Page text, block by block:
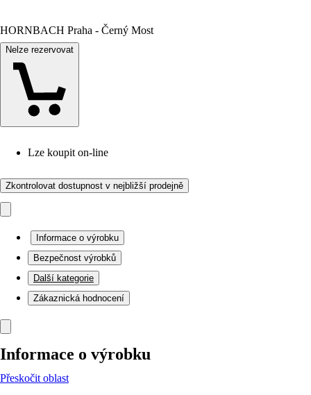
HORNBACH Praha - Černý Most
Nelze rezervovat
Lze koupit on-line
Zkontrolovat dostupnost v nejbližší prodejně
Informace o výrobku
Bezpečnost výrobků
Další kategorie
Zákaznická hodnocení
Informace o výrobku
Přeskočit oblast